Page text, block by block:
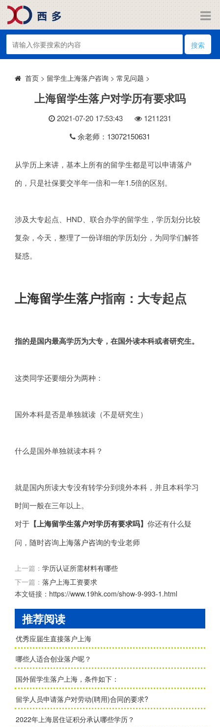
搜索
首页 > 留学生上海落户咨询 > 常见问题 >
上海留学生落户对学历有要求吗
2021-07-20 17:53:43 1211231
余老师：13072150631
从学历上来讲，基本上所有的留学生都是可以申请落户
的，只是社保要交半年一倍和一年1.5倍的区别。
涉及大专起点、HND、联合办学的留学生，学历划分比较
复杂，今天，整理了一份详细的学历划分，为同学们解答
疑惑。
上海留学生落户指南：大专起点
指的是国内最高学历为大专，在国外读本科或者研究生。
这类同学还要细分为两种：
国外本科是否是单独就读（不是研究生）
什么是国外单独就读本科？
就是国内所读大专没有转学分到境外本科，并且本科学习
时间一般在三年以上。
对于 【上海留学生落户对学历有要求吗】 你还有什么疑
问，随时咨询 上海落户咨询的专业老师
上一篇： 学历认证所需材料有哪些
下一篇： 落户上海工资要求
本文链接： https://www.19hk.com/show-9-993-1.html
推荐阅读
优秀应届生直接落户上海
哪些人适合创业落户呢？
国外留学生落户上海，条件如下：
留学人员申请落户对劳动(聘用)合同的要求?
2022年上海居住证积分承认哪些学历？